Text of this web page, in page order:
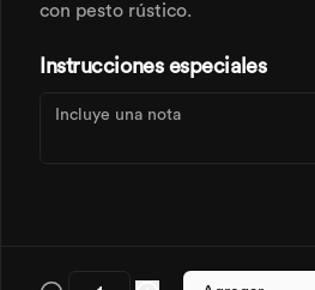
Instagram
con pesto rústico.
Instrucciones especiales